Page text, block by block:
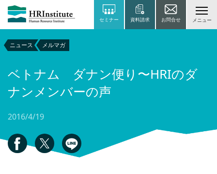
セミナー 資料請求 お問合せ メニュー
ニュース メルマガ
ベトナム ダナン便り〜HRIのダ
ナンメンバーの声
2016/4/19